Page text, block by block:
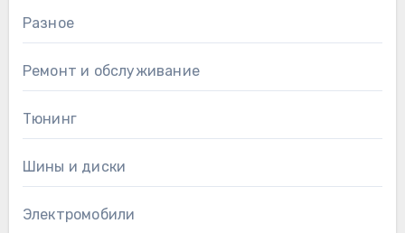
Разное
Ремонт и обслуживание
Тюнинг
Шины и диски
Электромобили